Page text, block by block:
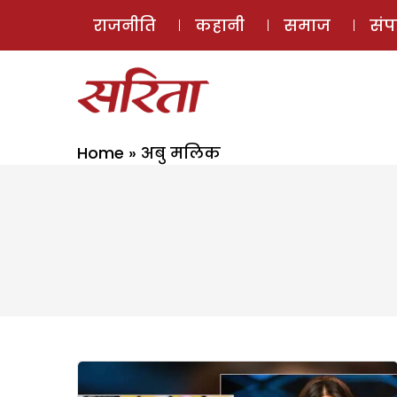
राजनीति कहानी समाज
Home » अबु मलिक